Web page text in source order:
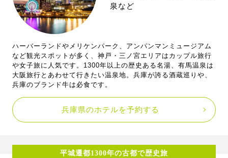
泉など
ハーバーランドやメリケンパーク、アンパンマンミュージアム
など観光スポットが多く、神戸・三ノ宮エリアはカップル旅行
や女子旅に人気です。1300年以上の歴史ある名湯、有馬温泉は
大阪旅行とあわせて行きたい温泉地。兵庫が誇る酒蔵巡りや、
兵庫のブランド牛は必食です。
兵庫県のホテルを予約する
平城遷都1300年の古都で歴史旅